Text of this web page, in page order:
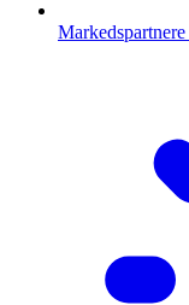
Markedspartnere